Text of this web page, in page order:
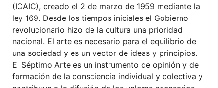
(ICAIC), creado el 2 de marzo de 1959 mediante la
ley 169. Desde los tiempos iniciales el Gobierno
revolucionario hizo de la cultura una prioridad
nacional. El arte es necesario para el equilibrio de
una sociedad y es un vector de ideas y principios.
El Séptimo Arte es un instrumento de opinión y de
formación de la consciencia individual y colectiva y